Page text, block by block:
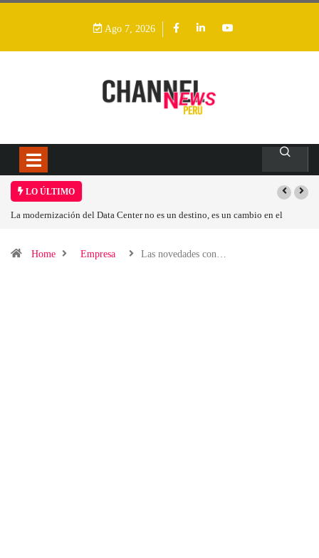
Ago 7, 2026
LO ÚLTIMO
La modernización del Data Center no es un destino, es un cambio en el
Home
Empresa Las novedades con…